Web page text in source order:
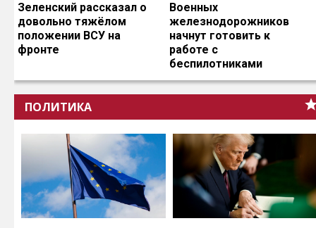
Зеленский рассказал о
довольно тяжёлом
положении ВСУ на
фронте
Военных
железнодорожников
начнут готовить к
работе с
беспилотниками
ПОЛИТИКА